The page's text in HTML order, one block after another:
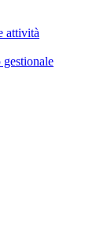
attività